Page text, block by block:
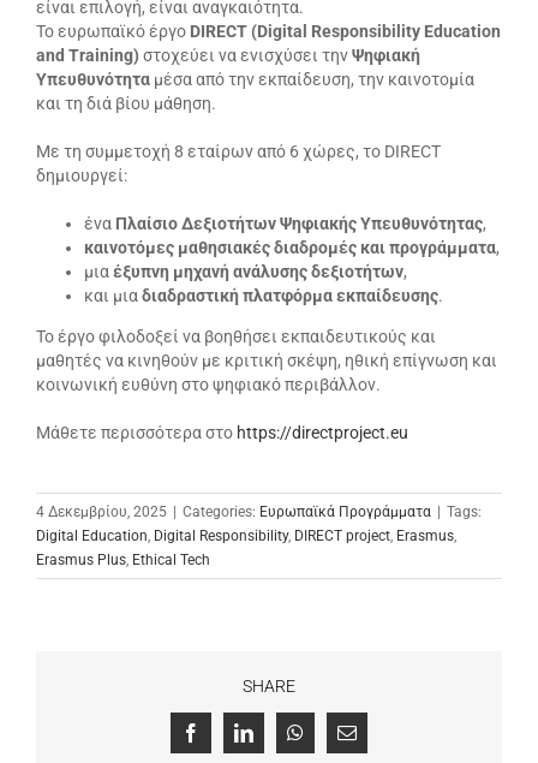
είναι επιλογή, είναι αναγκαιότητα.
Το ευρωπαϊκό έργο DIRECT(Digital ResponsibilityEducation
and Training) στοχεύει να ενισχύσει τηνΨηφιακή
Υπευθυνότηταμέσα από την εκπαίδευση, την καινοτομία
και τη διά βίου μάθηση.
Με τη συμμετοχή 8 εταίρων από 6 χώρες, το DIRECT
δημιουργεί:
ένα Πλαίσιο Δεξιοτήτων Ψηφιακής Υπευθυνότητας,
καινοτόμες μαθησιακές διαδρομές και προγράμματα,
μια έξυπνη μηχανή ανάλυσης δεξιοτήτων,
και μια διαδραστική πλατφόρμα εκπαίδευσης.
Το έργο φιλοδοξεί να βοηθήσει εκπαιδευτικούς και
μαθητές να κινηθούν με κριτική σκέψη, ηθική επίγνωση και
κοινωνική ευθύνη στο ψηφιακό περιβάλλον.
Μάθετε περισσότερα στο https://directproject.eu
4 Δεκεμβρίου, 2025 Categories: Ευρωπαϊκά Προγράμματα
Tags:
Digital Education, Digital Responsibility, DIRECT project, Erasmus,
Erasmus Plus, Ethical Tech
SHARE
FacebookLinkedInWhatsApp
Email